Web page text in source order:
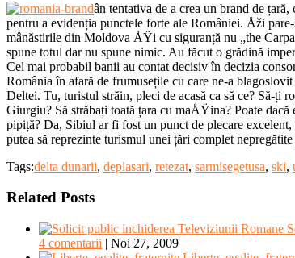
ân tentativa de a crea un brand de
pentru a evidenția punctele forte ale României. Åži
mânăstirile din Moldova ÅŸi cu siguranță nu „the
spune totul dar nu spune nimic. Au făcut o grădină
Cel mai probabil banii au contat decisiv în decizia
România în afară de frumusețile cu care ne-a
Deltei. Tu, turistul străin, pleci de acasă ca să ce? Să-ți
Giurgiu? Să străbați toată țara cu maÅŸina? Poate
pipiță? Da, Sibiul ar fi fost un punct de plecare
putea să reprezinte turismul unei țări complet
Tags:delta dunarii, deplasari, retezat, sarmisegetusa, ski,
Related Posts
4 comentarii | Noi 27, 2009